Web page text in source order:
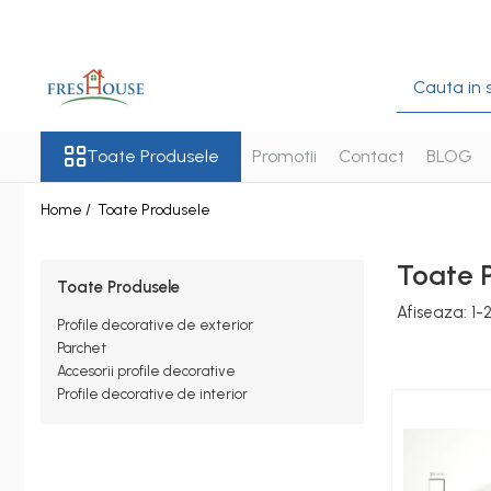
Toate Produsele
Ancadramente Fereastra
Solbancuri Fereastra
Brâuri de exterior
Chei de bolta
Console de exterior
Colțare de exterior
Pilaștri de exterior
Toate Produsele Promotii Contact BLOG
Home / Toate Produsele
Toate
Toate Produsele
Profile decorative de exterior
Parchet
Accesorii profile decorative
Profile decorative de interior
Afiseaza: 1-